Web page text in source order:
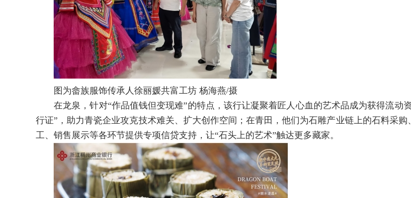
图为畲族服饰传承人徐丽媛共富工坊 杨海燕/摄
在龙泉，针对“作品值钱但变现难”的特点，该行让凝聚着匠人心血的艺术品成为获得流动
行证”，助力青瓷企业攻克技术难关、扩大创作空间；在青田，他们为石雕产业链上的石料采购
工、销售展示等各环节提供专项信贷支持，让“石头上的艺术”触达更多藏家。